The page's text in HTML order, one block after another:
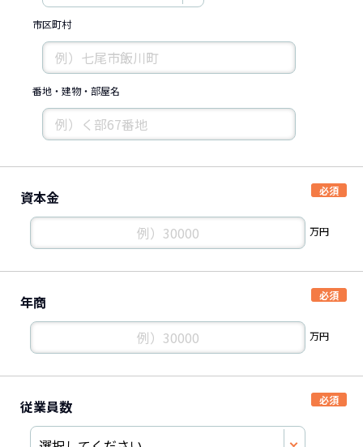
市区町村
番地・建物・部屋名
資本金
万円
年商
万円
従業員数